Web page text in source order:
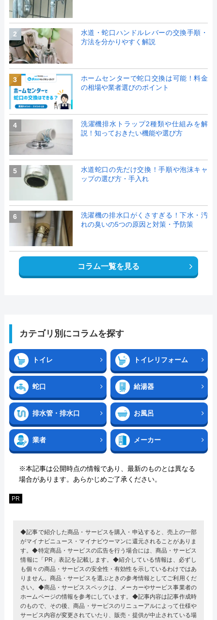
2
水道・蛇口ハンドルレバーの交換手順・
方法を分かりやすく解説
3
ホームセンターで蛇口交換は可能！料金
の相場や業者選びのポイント
4
洗濯機排水トラップ2種類や仕組みを解
説！知っておきたい機能や選び方
5
水道蛇口の先だけ交換！手順や泡沫キャ
ップの選び方・手入れ
6
洗濯機の排水口がくさすぎる！下水・汚
れの臭いの5つの原因と対策・予防策
コラム一覧を見る
カテゴリ別にコラムを探す
トイレ トイレリフォーム
蛇口 給湯器
排水管・排水口 お風呂
業者 メーカー
※本記事は公開時点の情報であり、最新のものとは異なる
場合があります。あらかじめご了承ください。
PR
◆記事で紹介した商品・サービスを購入・申込すると、売上の一部
がマイナビニュース・マイナビウーマンに還元されることがありま
す。◆特定商品・サービスの広告を行う場合には、商品・サービス
情報に「PR」表記を記載します。◆紹介している情報は、必ずし
も個々の商品・サービスの安全性・有効性を示しているわけではあ
りません。商品・サービスを選ぶときの参考情報としてご利用くだ
さい。◆商品・サービススペックは、メーカーやサービス事業者の
ホームページの情報を参考にしています。◆記事内容は記事作成時
のもので、その後、商品・サービスのリニューアルによって仕様や
サービス内容が変更されていたり、販売・提供が中止されている場